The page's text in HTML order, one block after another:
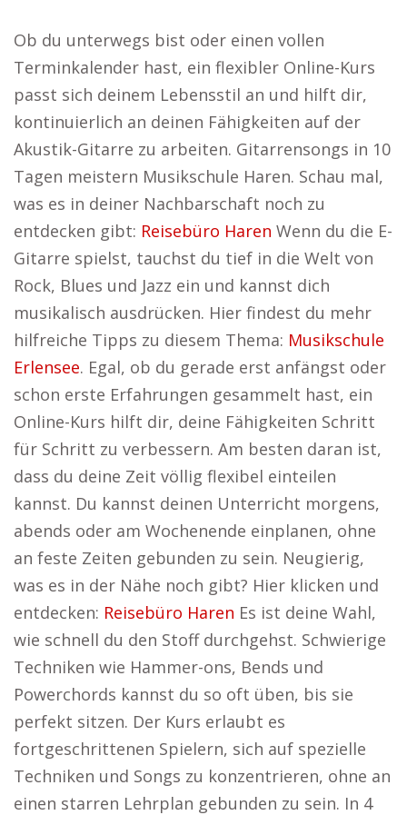
Ob du unterwegs bist oder einen vollen
Terminkalender hast, ein flexibler Online-Kurs
passt sich deinem Lebensstil an und hilft dir,
kontinuierlich an deinen Fähigkeiten auf der
Akustik-Gitarre zu arbeiten. Gitarrensongs in 10
Tagen meistern Musikschule Haren. Schau mal,
was es in deiner Nachbarschaft noch zu
entdecken gibt: Reisebüro Haren Wenn du die E-
Gitarre spielst, tauchst du tief in die Welt von
Rock, Blues und Jazz ein und kannst dich
musikalisch ausdrücken. Hier findest du mehr
hilfreiche Tipps zu diesem Thema: Musikschule
Erlensee. Egal, ob du gerade erst anfängst oder
schon erste Erfahrungen gesammelt hast, ein
Online-Kurs hilft dir, deine Fähigkeiten Schritt
für Schritt zu verbessern. Am besten daran ist,
dass du deine Zeit völlig flexibel einteilen
kannst. Du kannst deinen Unterricht morgens,
abends oder am Wochenende einplanen, ohne
an feste Zeiten gebunden zu sein. Neugierig,
was es in der Nähe noch gibt? Hier klicken und
entdecken: Reisebüro Haren Es ist deine Wahl,
wie schnell du den Stoff durchgehst. Schwierige
Techniken wie Hammer-ons, Bends und
Powerchords kannst du so oft üben, bis sie
perfekt sitzen. Der Kurs erlaubt es
fortgeschrittenen Spielern, sich auf spezielle
Techniken und Songs zu konzentrieren, ohne an
einen starren Lehrplan gebunden zu sein. In 4